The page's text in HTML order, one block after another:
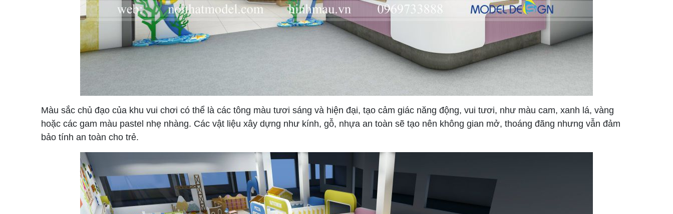
Màu sắc chủ đạo của khu vui chơi có thể là các tông màu tươi sáng và hiện đại, tạo cảm giác năng động, vui tươi, như màu cam, xanh lá, vàng
hoặc các gam màu pastel nhẹ nhàng. Các vật liệu xây dựng như kính, gỗ, nhựa an toàn sẽ tạo nên không gian mở, thoáng đãng nhưng vẫn đảm
bảo tính an toàn cho trẻ.